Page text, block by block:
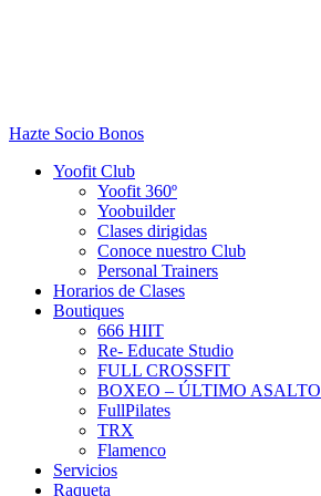
Hazte Socio Bonos
Yoofit Club
Yoofit 360º
Yoobuilder
Clases dirigidas
Conoce nuestro Club
Personal Trainers
Horarios de Clases
Boutiques
666 HIIT
Re- Educate Studio
FULL CROSSFIT
BOXEO – ÚLTIMO ASALTO
FullPilates
TRX
Flamenco
Servicios
Raqueta